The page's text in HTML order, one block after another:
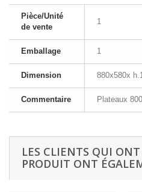
Pièce/Unité
de vente
1
Emballage 1
Dimension 880x580x
Commentaire Plateaux
LES CLIENTS QUI
PRODUIT ONT